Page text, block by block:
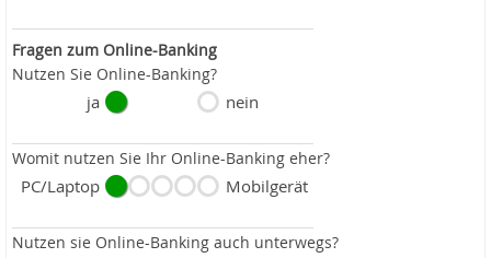
Fragen zum Online-Banking
Nutzen Sie Online-Banking?
ja nein
Womit nutzen Sie Ihr Online-Banking eher?
PC/Laptop Mobilgerät
Nutzen sie Online-Banking auch unterwegs?